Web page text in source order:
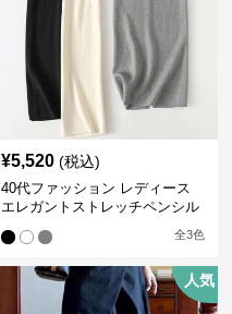
¥5,520 (税込)
40代ファッション レディース
エレガントストレッチペンシル
全3色
人気